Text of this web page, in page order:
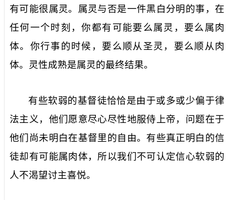
有可能很属灵。属灵与否是一件黑白分明的事，在
任何一个时刻，你都有可能要么属灵，要么属肉
体。你行事的时候，要么顺从圣灵，要么顺从肉
体。灵性成熟是属灵的最终结果。
有些软弱的基督徒恰恰是由于或多或少偏于律
法主义，他们愿意尽心尽性地服侍上帝，问题在于
他们尚未明白在基督里的自由。有些真正明白的信
徒却有可能属肉体，所以我们不可认定信心软弱的
人不渴望讨主喜悦。